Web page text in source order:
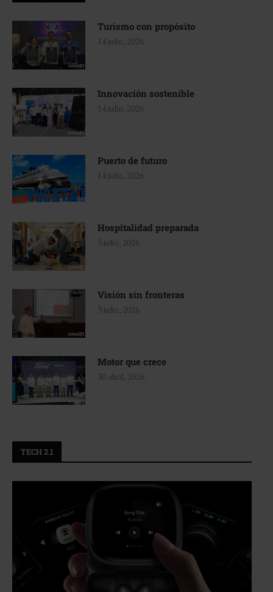
Turismo con propósito
14 julio, 2026
Innovación sostenible
14 julio, 2026
Puerto de futuro
14 julio, 2026
Hospitalidad preparada
3 julio, 2026
Visión sin fronteras
3 julio, 2026
Motor que crece
30 abril, 2026
TECH 2.1